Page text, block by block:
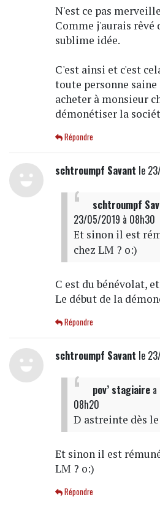
N'est ce pas
Comme j'aurais rêvé
sublime idée.
C'est ainsi et c'est
toute personne
acheter à monsieur
démonétiser la
Répondre
schtroumpf Savant le
schtroumpf
23/05/2019 à 08h30
Et sinon il est
chez LM ? o:)
C est du bénévolat,
Le début de la
Répondre
schtroumpf Savant le
pov’ stagiairea
08h20
D astreinte dès
Et sinon il est
LM ? o:)
Répondre